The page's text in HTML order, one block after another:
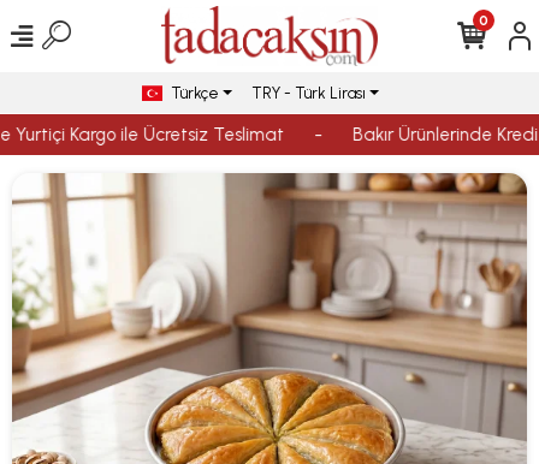
Kargo ile Ücretsiz Teslimat Bakır Ürünlerinde Kredi
0
Türkçe TRY - Türk Lirası